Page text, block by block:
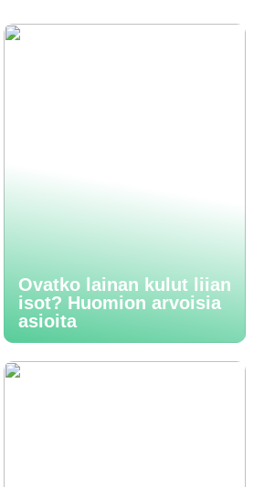
Ovatko lainan kulut liian
isot? Huomion arvoisia
asioita